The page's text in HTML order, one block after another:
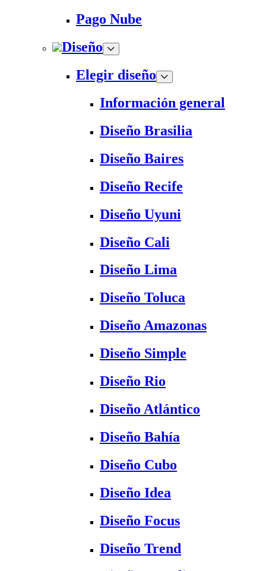
Pago Nube
Diseño
Elegir diseño
Información general
Diseño Brasilia
Diseño Baires
Diseño Recife
Diseño Uyuni
Diseño Cali
Diseño Lima
Diseño Toluca
Diseño Amazonas
Diseño Simple
Diseño Rio
Diseño Atlántico
Diseño Bahía
Diseño Cubo
Diseño Idea
Diseño Focus
Diseño Trend